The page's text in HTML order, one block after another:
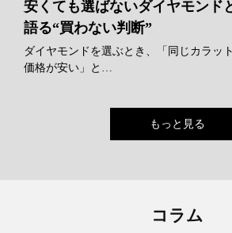
安くても選ばないダイヤモンド
語る“買わない判断”
ダイヤモンドを選ぶとき、「同じカラッ
価格が安い」と…
もっと見る
コラム